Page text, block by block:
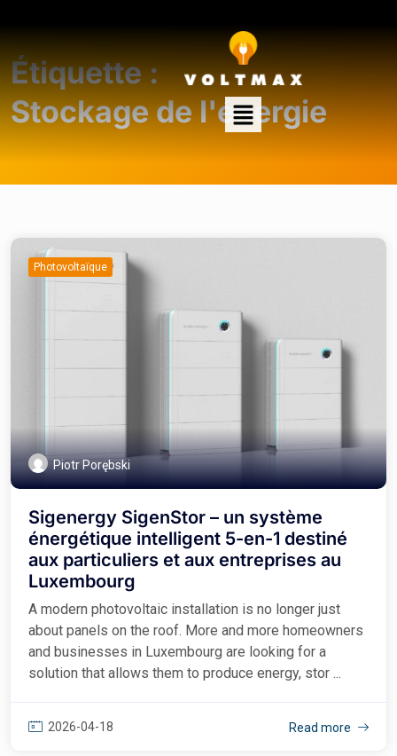
Étiquette :
Stockage de l'énergie
Photovoltaïque
Piotr Porębski
Sigenergy SigenStor – un système
énergétique intelligent 5-en-1 destiné
aux particuliers et aux entreprises au
Luxembourg
A modern photovoltaic installation is no longer just
about panels on the roof. More and more homeowners
and businesses in Luxembourg are looking for a
solution that allows them to produce energy, stor ...
2026-04-18 Read more